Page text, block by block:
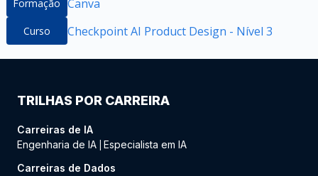
Formação Canva
Curso Checkpoint AI Product Design - Nível 3
TRILHAS POR CARREIRA
Carreiras de IA
Engenharia de IA Especialista em IA
Carreiras de Dados